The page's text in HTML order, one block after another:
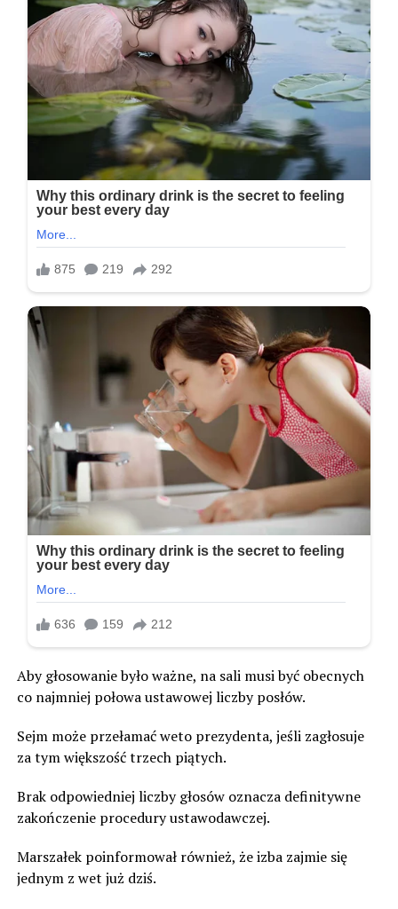
Aby głosowanie było ważne, na sali musi być obecnych
co najmniej połowa ustawowej liczby posłów.
Sejm może przełamać weto prezydenta, jeśli zagłosuje
za tym większość trzech piątych.
Brak odpowiedniej liczby głosów oznacza definitywne
zakończenie procedury ustawodawczej.
Marszałek poinformował również, że izba zajmie się
jednym z wet już dziś.